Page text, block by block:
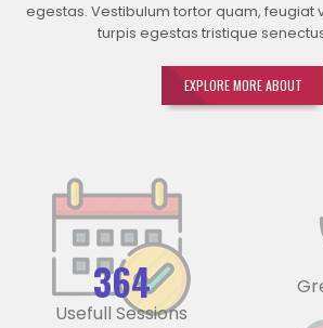
egestas. Vestibulum tortor quam, feugiat
turpis egestas tristique
EXPLORE MORE ABOUT
455
Usefull Sessions